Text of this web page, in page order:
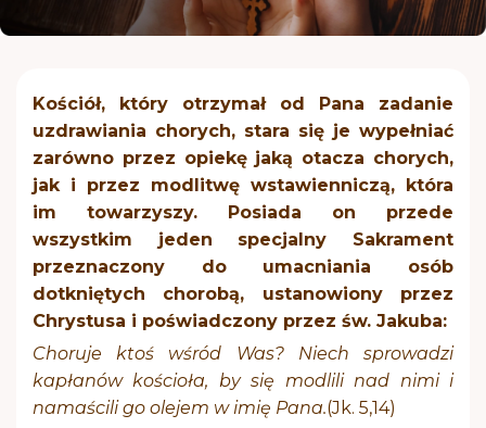
Róże Żywego Różańca
Rozpaleni Wiarą
CARITAS
Pogrzeb chrześcijański
Kościół, który otrzymał od Pana zadanie
uzdrawiania chorych, stara się je wypełniać
zarówno przez opiekę jaką otacza chorych,
jak i przez modlitwę wstawienniczą, która
im towarzyszy. Posiada on przede
wszystkim jeden specjalny Sakrament
przeznaczony do umacniania osób
dotkniętych chorobą, ustanowiony przez
Chrystusa i poświadczony przez św. Jakuba:
Choruje ktoś wśród Was? Niech sprowadzi
kapłanów kościoła, by się modlili nad nimi i
namaścili go olejem w imię Pana.(Jk. 5,14)